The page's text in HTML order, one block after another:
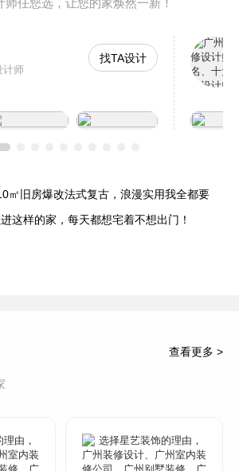
任您选，让您的家焕然一新！
计师
找TA设计
㎡旧房爆改法式复古，浪漫实用我全都要
这样的家，每天都想宅着不想出门！
查看更多 >